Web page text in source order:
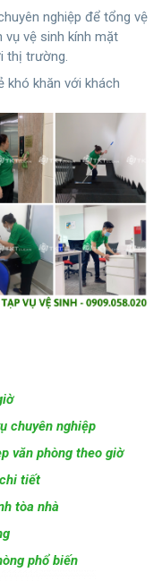
nghiệp để tổng vệ
vụ vệ sinh kính mặt
thị trường.
khó khăn với khách
chuyên nghiệp
văn phòng theo giờ
tiết
tòa nhà
phổ biến